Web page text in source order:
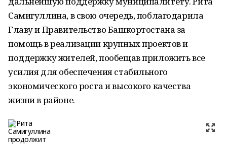
Самигуллина, в свою очередь, поблагодарила
Главу и Правительство Башкортостана за
помощь в реализации крупных проектов и
поддержку жителей, пообещав приложить все
усилия для обеспечения стабильного
экономического роста и высокого качества
жизни в районе.